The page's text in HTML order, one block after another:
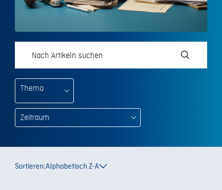
Thema
Sortieren:Alphabetisch Z-A